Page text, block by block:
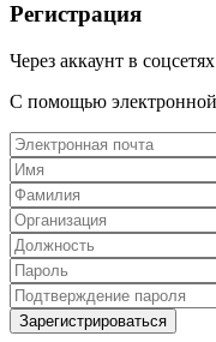
Регистрация
Через аккаунт в соцсетях
С помощью